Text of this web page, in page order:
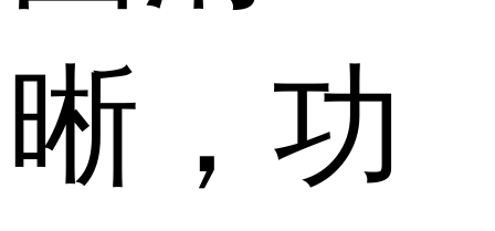
晰，功